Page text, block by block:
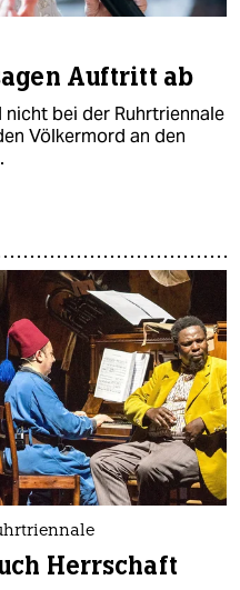
Auftritt ab
nicht bei der Ruhrtriennale
Völkermord an den
Herrschaft